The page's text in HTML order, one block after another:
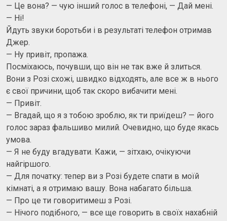
— Це вона? — чую інший голос в телефоні, — Дай мені.
— Ні!
Йдуть звуки боротьби і в результаті телефон отримав
Джер.
— Ну привіт, пропажа.
Посміхаюсь, почувши, що він не так вже й злиться.
Вони з Розі схожі, швидко відходять, але все ж в нього
є свої причини, щоб так скоро вибачити мені.
— Привіт.
— Вгадай, що я з тобою зроблю, як ти приїдеш? — його
голос зараз фальшиво милий. Очевидно, що буде якась
умова.
— Я не буду вгадувати. Кажи, — зітхаю, очікуючи
найгіршого.
— Для початку: тепер ви з Розі будете спати в моїй
кімнаті, а я отримаю вашу. Вона набагато більша.
— Про це ти говоритимеш з Розі.
— Нічого подібного, — все ще говорить в своїх нахабній